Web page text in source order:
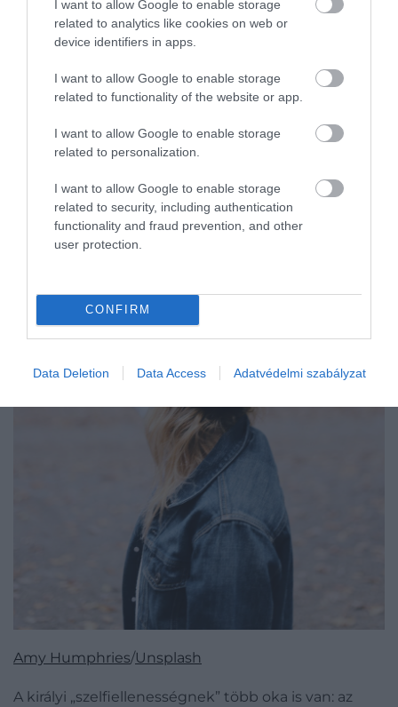
I want to allow Google to enable storage
related to analytics like cookies on web or
device identifiers in apps.
I want to allow Google to enable storage
related to functionality of the website or app.
I want to allow Google to enable storage
related to personalization.
I want to allow Google to enable storage
related to security, including authentication
functionality and fraud prevention, and other
user protection.
CONFIRM
Data Deletion Data Access Adatvédelmi szabályzat
Szelfiről ne is álmodj!
Amy Humphries/Unsplash
A királyi „szelfiellenességnek” több oka is van: az